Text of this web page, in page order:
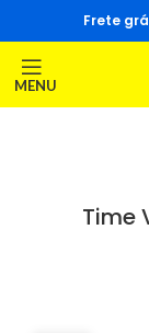
Frete
MENU
Time